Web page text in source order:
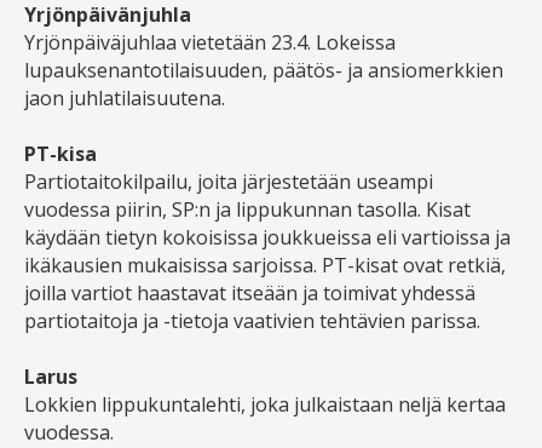
Yrjönpäivänjuhla
Yrjönpäiväjuhlaa vietetään 23.4. Lokeissa
lupauksenantotilaisuuden, päätös- ja ansiomerkkien
jaon juhlatilaisuutena.
PT-kisa
Partiotaitokilpailu, joita järjestetään useampi
vuodessa piirin, SP:n ja lippukunnan tasolla. Kisat
käydään tietyn kokoisissa joukkueissa eli vartioissa ja
ikäkausien mukaisissa sarjoissa. PT-kisat ovat retkiä,
joilla vartiot haastavat itseään ja toimivat yhdessä
partiotaitoja ja -tietoja vaativien tehtävien parissa.
Larus
Lokkien lippukuntalehti, joka julkaistaan neljä kertaa
vuodessa.